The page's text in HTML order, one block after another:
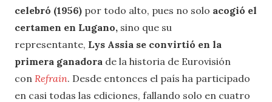
celebró (1956) por todo alto, pues no solo acogió el
certamen en Lugano, sino que su
representante, Lys Assia se convirtió en la
primera ganadora de la historia de Eurovisión
con Refrain. Desde entonces el país ha participado
en casi todas las ediciones, fallando solo en cuatro